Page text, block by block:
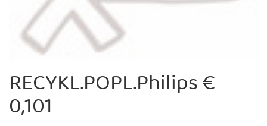
RECYKL.POPL.Philips €
0,101